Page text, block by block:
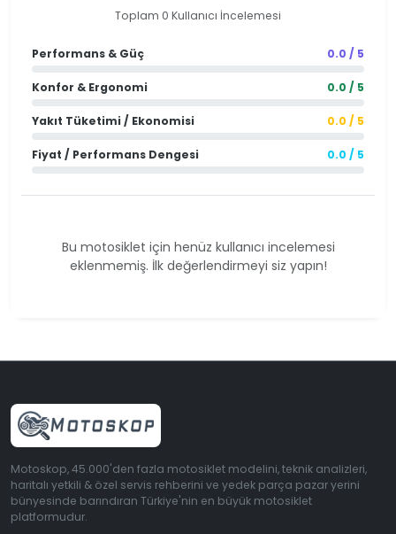
Toplam 0 Kullanıcı İncelemesi
Performans & Güç 0.0 / 5
Konfor & Ergonomi 0.0 / 5
Yakıt Tüketimi / Ekonomisi 0.0 / 5
Fiyat / Performans Dengesi 0.0 / 5
Bu motosiklet için henüz kullanıcı incelemesi
eklenmemiş. İlk değerlendirmeyi siz yapın!
Motoskop, 45.000'den fazla motosiklet modelini, teknik analizleri,
haritalı yetkili & özel servis rehberini ve yedek parça pazar yerini
bünyesinde barındıran Türkiye'nin en büyük motosiklet
platformudur.